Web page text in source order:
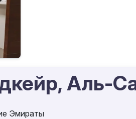
Аль-
Эмираты